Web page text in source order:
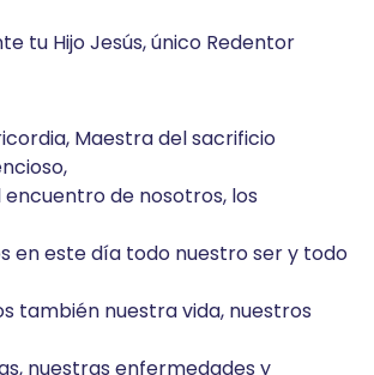
tu Hijo Jesús, único Redentor
Maestra del sacrificio
encuentro de nosotros, los
en este día todo nuestro ser y todo
también nuestra vida, nuestros
nuestras enfermedades y